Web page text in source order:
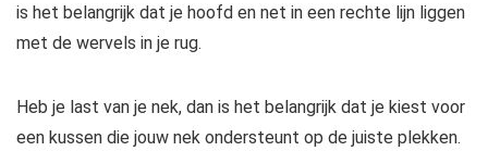
is het belangrijk dat je hoofd en net in een rechte lijn liggen
met de wervels in je rug.
Heb je last van je nek, dan is het belangrijk dat je kiest voor
een kussen die jouw nek ondersteunt op de juiste plekken.